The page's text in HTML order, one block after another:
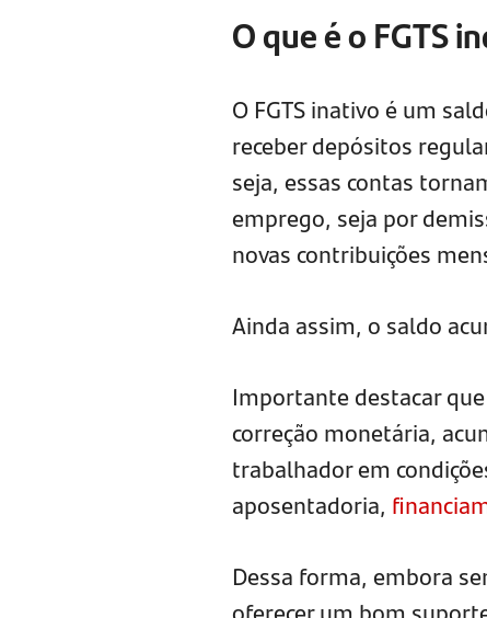
O que é o FGTS
O FGTS inativo é um
receber depósitos
seja, essas contas
emprego, seja por
novas contribuições
Ainda assim, o saldo
Importante destacar
correção monetária,
trabalhador em
aposentadoria,
Dessa forma, embora